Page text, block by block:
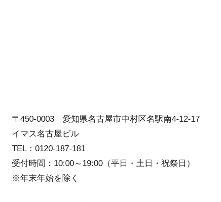
〒450-0003 愛知県名古屋市中村区名駅南4-12-17
イマス名古屋ビル
TEL：0120-187-181
受付時間：10:00～19:00（平日・土日・祝祭日）
※年末年始を除く